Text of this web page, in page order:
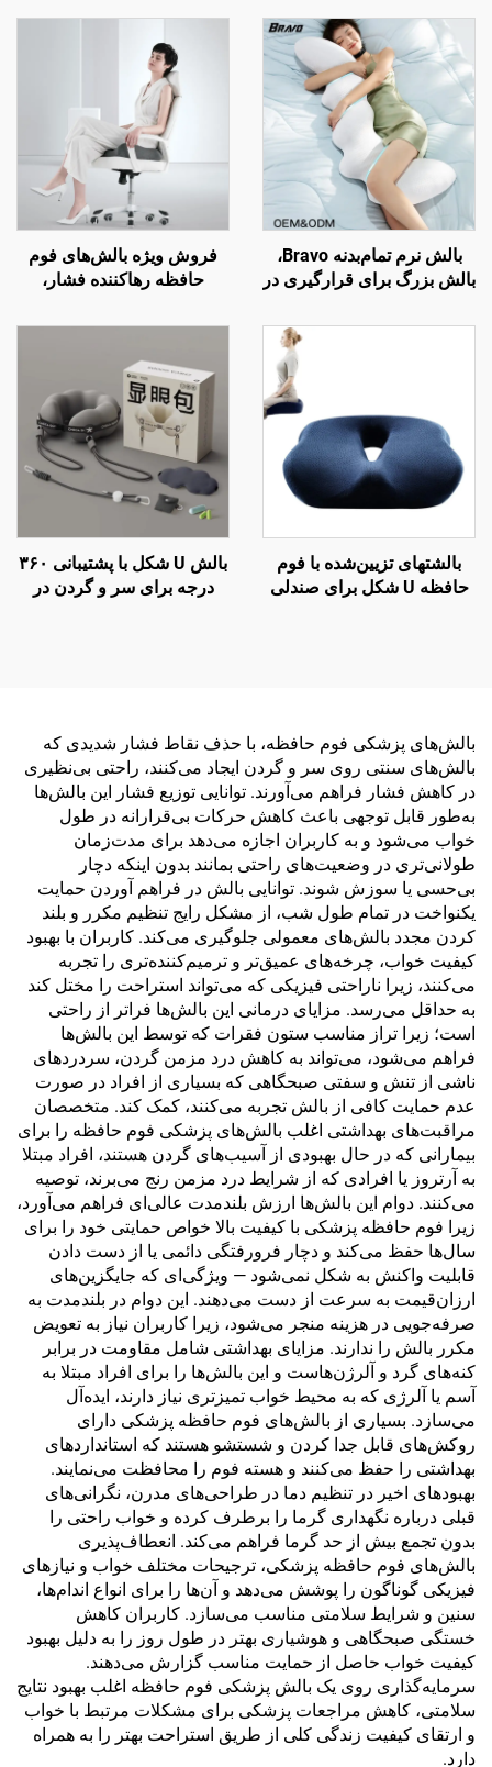
بالش نرم تمام‌بدنه Bravo،
بالش بزرگ برای قرارگیری در
بارداری، بالش بدن BP-2
فروش ویژه بالش‌های فوم
حافظه رهاکننده فشار،
نشیمن، بالش صندلی S3
بالشتهای تزیین‌شده با فوم
حافظه U شکل برای صندلی
بالش U شکل با پشتیبانی ۳۶۰
درجه برای سر و گردن در
بالش‌های پزشکی فوم حافظه، با حذف نقاط فشار شدیدی که
بالش‌های سنتی روی سر و گردن ایجاد می‌کنند، راحتی بی‌نظیری
در کاهش فشار فراهم می‌آورند. توانایی توزیع فشار این بالش‌ها
به‌طور قابل توجهی باعث کاهش حرکات بی‌قرارانه در طول
خواب می‌شود و به کاربران اجازه می‌دهد برای مدت‌زمان
طولانی‌تری در وضعیت‌های راحتی بمانند بدون اینکه دچار
بی‌حسی یا سوزش شوند. توانایی بالش در فراهم آوردن حمایت
یکنواخت در تمام طول شب، از مشکل رایج تنظیم مکرر و بلند
کردن مجدد بالش‌های معمولی جلوگیری می‌کند. کاربران با بهبود
کیفیت خواب، چرخه‌های عمیق‌تر و ترمیم‌کننده‌تری را تجربه
می‌کنند، زیرا ناراحتی فیزیکی که می‌تواند استراحت را مختل کند
به حداقل می‌رسد. مزایای درمانی این بالش‌ها فراتر از راحتی
است؛ زیرا تراز مناسب ستون فقرات که توسط این بالش‌ها
فراهم می‌شود، می‌تواند به کاهش درد مزمن گردن، سردردهای
ناشی از تنش و سفتی صبحگاهی که بسیاری از افراد در صورت
عدم حمایت کافی از بالش تجربه می‌کنند، کمک کند. متخصصان
مراقبت‌های بهداشتی اغلب بالش‌های پزشکی فوم حافظه را برای
بیمارانی که در حال بهبودی از آسیب‌های گردن هستند، افراد مبتلا
به آرتروز یا افرادی که از شرایط درد مزمن رنج می‌برند، توصیه
می‌کنند. دوام این بالش‌ها ارزش بلندمدت عالی‌ای فراهم می‌آورد،
زیرا فوم حافظه پزشکی با کیفیت بالا خواص حمایتی خود را برای
سال‌ها حفظ می‌کند و دچار فرورفتگی دائمی یا از دست دادن
قابلیت واکنش به شکل نمی‌شود — ویژگی‌ای که جایگزین‌های
ارزان‌قیمت به سرعت از دست می‌دهند. این دوام در بلندمدت به
صرفه‌جویی در هزینه منجر می‌شود، زیرا کاربران نیاز به تعویض
مکرر بالش را ندارند. مزایای بهداشتی شامل مقاومت در برابر
کنه‌های گرد و آلرژن‌هاست و این بالش‌ها را برای افراد مبتلا به
آسم یا آلرژی که به محیط خواب تمیزتری نیاز دارند، ایده‌آل
می‌سازد. بسیاری از بالش‌های فوم حافظه پزشکی دارای
روکش‌های قابل جدا کردن و شستشو هستند که استانداردهای
بهداشتی را حفظ می‌کنند و هسته فوم را محافظت می‌نمایند.
بهبودهای اخیر در تنظیم دما در طراحی‌های مدرن، نگرانی‌های
قبلی درباره نگهداری گرما را برطرف کرده و خواب راحتی را
بدون تجمع بیش از حد گرما فراهم می‌کند. انعطاف‌پذیری
بالش‌های فوم حافظه پزشکی، ترجیحات مختلف خواب و نیازهای
فیزیکی گوناگون را پوشش می‌دهد و آن‌ها را برای انواع اندام‌ها،
سنین و شرایط سلامتی مناسب می‌سازد. کاربران کاهش
خستگی صبحگاهی و هوشیاری بهتر در طول روز را به دلیل بهبود
کیفیت خواب حاصل از حمایت مناسب گزارش می‌دهند.
سرمایه‌گذاری روی یک بالش پزشکی فوم حافظه اغلب بهبود نتایج
سلامتی، کاهش مراجعات پزشکی برای مشکلات مرتبط با خواب
و ارتقای کیفیت زندگی کلی از طریق استراحت بهتر را به همراه
دارد.